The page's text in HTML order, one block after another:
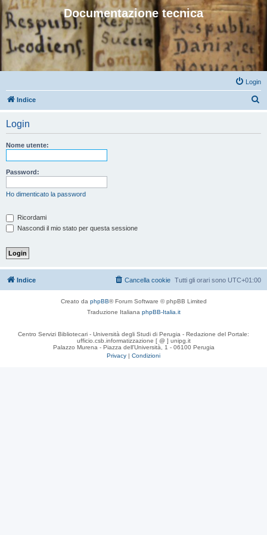
Documentazione tecnica
Login
Indice
Login
Nome utente:
Password:
Ho dimenticato la password
Ricordami
Nascondi il mio stato per questa sessione
Indice Tutti gli orari sono UTC+01:00
Cancella cookie
Creato da phpBB® Forum Software © phpBB Limited
Traduzione Italiana phpBB-Italia.it
Centro Servizi Bibliotecari - Università degli Studi di Perugia - Redazione del Portale:
ufficio.csb.informatizzazione [ @ ] unipg.it
Palazzo Murena - Piazza dell'Università, 1 - 06100 Perugia
Privacy | Condizioni